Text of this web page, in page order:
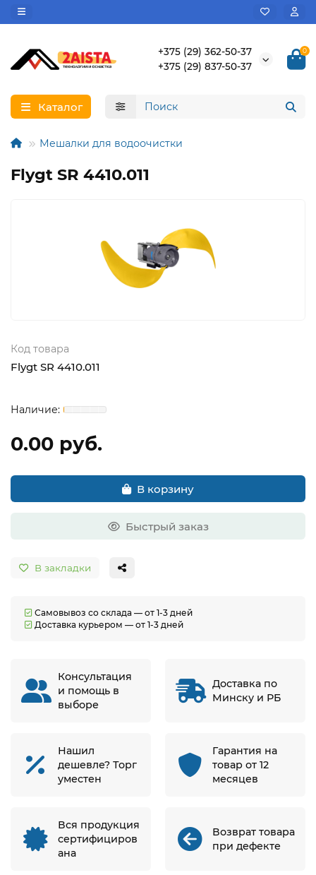
+375 (29) 362-50-37
+375 (29) 837-50-37
0
Каталог
Мешалки для водоочистки
Flygt SR 4410.011
Код товара
Flygt SR 4410.011
0.00 руб.
В корзину
Быстрый заказ
В закладки
Самовывоз со склада — от 1-3 дней
Доставка курьером — от 1-3 дней
Консультация
и помощь в
выборе
Доставка по
Минску и РБ
Нашил
дешевле? Торг
уместен
Гарантия на
товар от 12
месяцев
Вся продукция
сертифициров
ана
Возврат товара
при дефекте